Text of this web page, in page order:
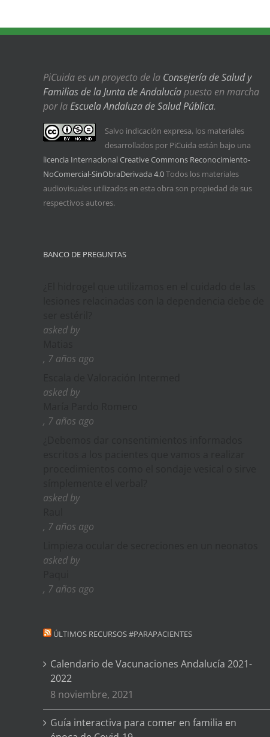
PiCuida es un proyecto de la Consejería de Salud y
Familias de la Junta de Andalucíapuesto en marcha
por laEscuela Andaluza de Salud Pública.
Salvo indicación expresa, los materiales
desarrollados por PiCuida están bajo una
licencia Internacional Creative Commons Reconocimiento-
NoComercial-SinObraDerivada 4.0Todos los materiales
audiovisuales utilizados en esta obra son propiedad de sus
respectivos autores.
BANCO DE PREGUNTAS
asked by
, 7 años ago
asked by
, 7 años ago
asked by
, 7 años ago
asked by
, 7 años ago
ÚLTIMOS RECURSOS #PARAPACIENTES
Calendario de Vacunaciones Andalucía 2021-
2022
8 noviembre, 2021
Guía interactiva para comer en familia en